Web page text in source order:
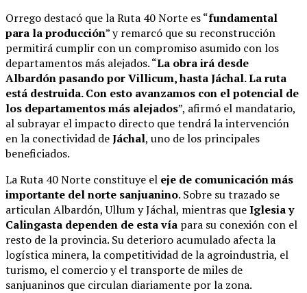
Orrego destacó que la Ruta 40 Norte es “fundamental
para la producción” y remarcó que su reconstrucción
permitirá cumplir con un compromiso asumido con los
departamentos más alejados. “La obra irá desde
Albardón pasando por Villicum, hasta Jáchal. La ruta
está destruida. Con esto avanzamos con el potencial de
los departamentos más alejados”, afirmó el mandatario,
al subrayar el impacto directo que tendrá la intervención
en la conectividad deJáchal, uno de los principales
beneficiados.
La Ruta 40 Norte constituye el eje de comunicación más
importante del norte sanjuanino. Sobre su trazado se
articulan Albardón, Ullum y Jáchal, mientras queIglesia y
Calingasta dependen de esta vía para su conexión con el
resto de la provincia. Su deterioro acumulado afecta la
logística minera, la competitividad de la agroindustria, el
turismo, el comercio y el transporte de miles de
sanjuaninos que circulan diariamente por la zona.